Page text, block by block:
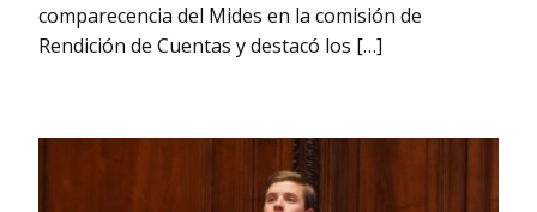
comparecencia del Mides en la comisión de
Rendición de Cuentas y destacó los […]